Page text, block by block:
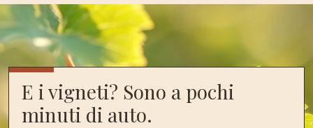
E i vigneti? Sono a pochi
minuti di auto.